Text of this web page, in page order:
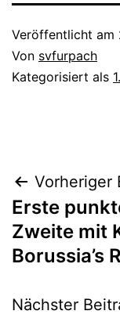
Veröffentlicht am
Von svfurpach
Kategorisiert als
Vorheriger
Erste
Zweite mit
Borussia’s
Nächster